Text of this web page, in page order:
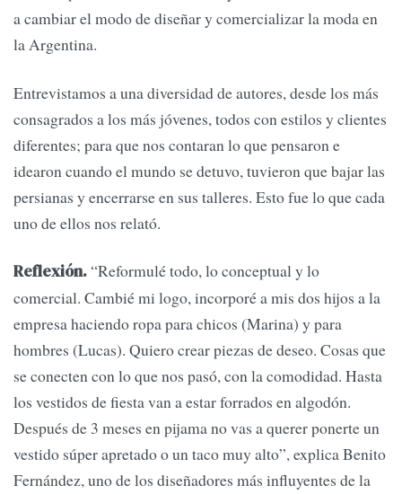
a cambiar el modo de diseñar y comercializar la moda en
la Argentina.
Entrevistamos a una diversidad de autores, desde los más
consagrados a los más jóvenes, todos con estilos y clientes
diferentes; para que nos contaran lo que pensaron e
idearon cuando el mundo se detuvo, tuvieron que bajar las
persianas y encerrarse en sus talleres. Esto fue lo que cada
uno de ellos nos relató.
Reflexión.“Reformulé todo, lo conceptual y lo
comercial. Cambié mi logo, incorporé a mis dos hijos a la
empresa haciendo ropa para chicos (Marina) y para
hombres (Lucas). Quiero crear piezas de deseo. Cosas que
se conecten con lo que nos pasó, con la comodidad. Hasta
los vestidos de fiesta van a estar forrados en algodón.
Después de 3 meses en pijama no vas a querer ponerte un
vestido súper apretado o un taco muy alto”, explica Benito
Fernández, uno de los diseñadores más influyentes de la